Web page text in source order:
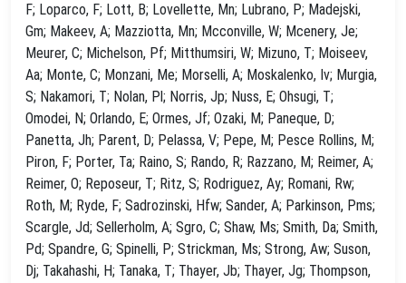
F; Loparco, F; Lott, B; Lovellette, Mn; Lubrano, P; Madejski,
Gm; Makeev, A; Mazziotta, Mn; Mcconville, W; Mcenery, Je;
Meurer, C; Michelson, Pf; Mitthumsiri, W; Mizuno, T; Moiseev,
Aa; Monte, C; Monzani, Me; Morselli, A; Moskalenko, Iv; Murgia,
S; Nakamori, T; Nolan, Pl; Norris, Jp; Nuss, E; Ohsugi, T;
Omodei, N; Orlando, E; Ormes, Jf; Ozaki, M; Paneque, D;
Panetta, Jh; Parent, D; Pelassa, V; Pepe, M; Pesce Rollins, M;
Piron, F; Porter, Ta; Raino, S; Rando, R; Razzano, M; Reimer, A;
Reimer, O; Reposeur, T; Ritz, S; Rodriguez, Ay; Romani, Rw;
Roth, M; Ryde, F; Sadrozinski, Hfw; Sander, A; Parkinson, Pms;
Scargle, Jd; Sellerholm, A; Sgro, C; Shaw, Ms; Smith, Da; Smith,
Pd; Spandre, G; Spinelli, P; Strickman, Ms; Strong, Aw; Suson,
Dj; Takahashi, H; Tanaka, T; Thayer, Jb; Thayer, Jg; Thompson,